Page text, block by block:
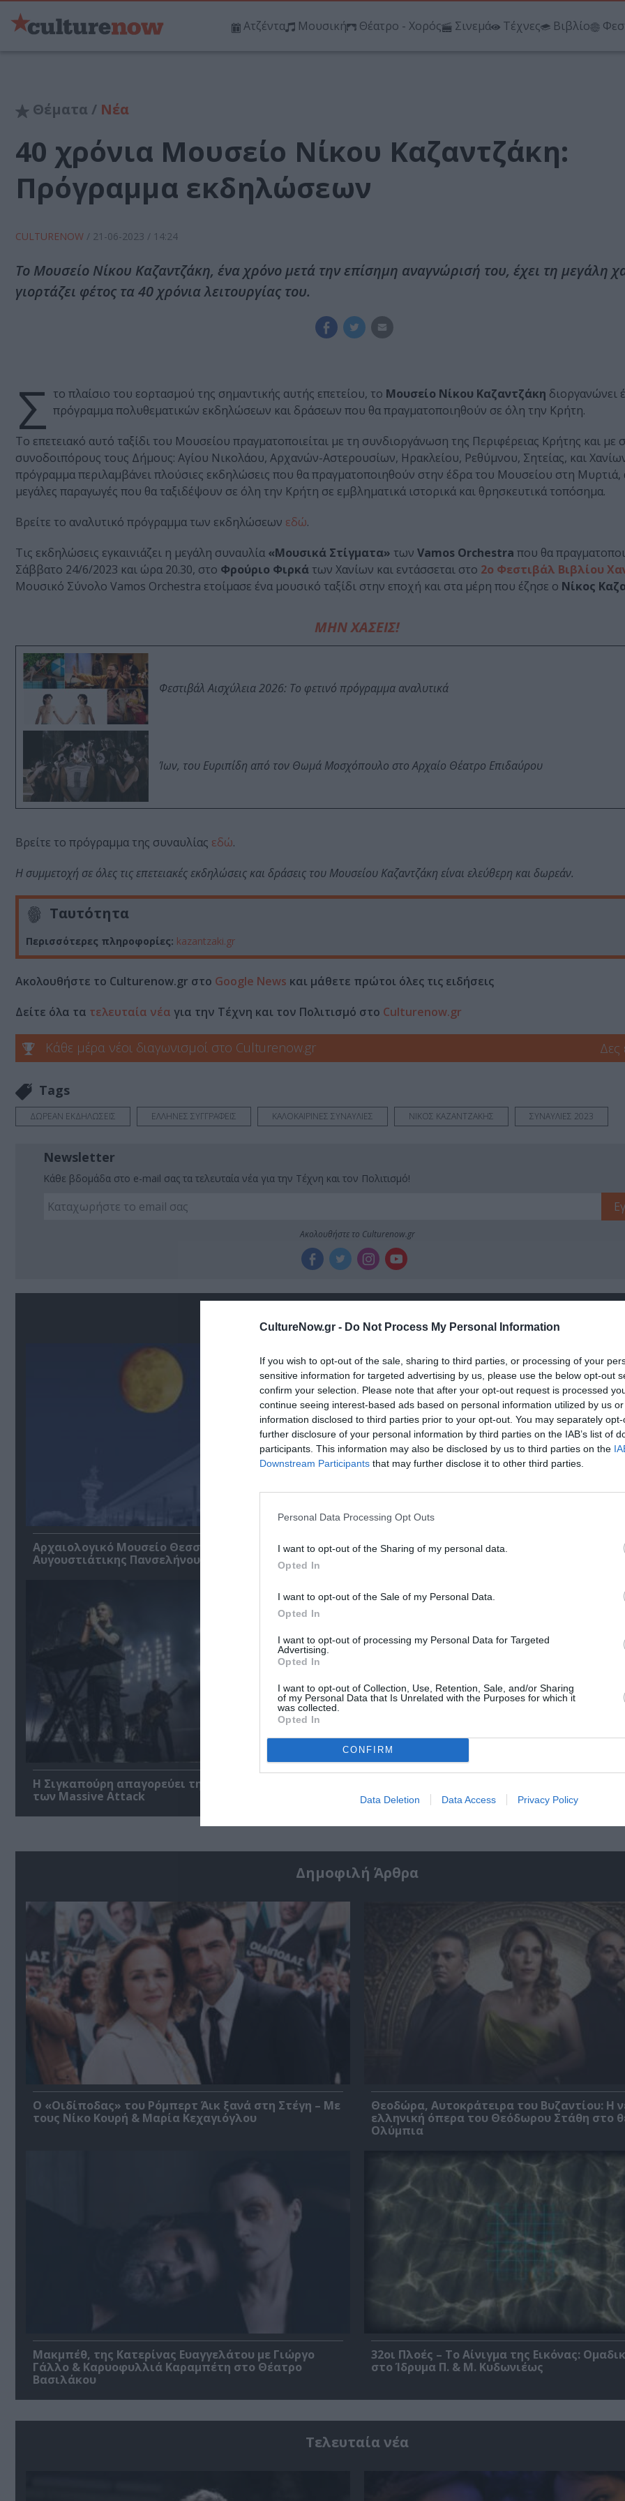
CultureNow.gr - Do Not Process My Personal Information
If you wish to opt-out of the sale, sharing to third parties, or processing of your
sensitive information for targeted advertising by us, please use the below opt-out
confirm your selection. Please note that after your opt-out request is processed
continue seeing interest-based ads based on personal information utilized by us
information disclosed to third parties prior to your opt-out. You may separately
further disclosure of your personal information by third parties on the IAB’s list of
participants. This information may also be disclosed by us to third parties on the
Downstream Participants that may further disclose it to other third parties.
Personal Data Processing Opt Outs
I want to opt-out of the Sharing of my personal data.
Opted In
I want to opt-out of the Sale of my Personal Data.
Opted In
I want to opt-out of processing my Personal Data for Targeted
Advertising.
Opted In
I want to opt-out of Collection, Use, Retention, Sale, and/or Sharing
of my Personal Data that Is Unrelated with the Purposes for which it
was collected.
Opted In
CONFIRM
Data Deletion Data Access Privacy Policy
Ατζέντα Μουσική Θέατρο - Χορός Σινεμά Τέχνες Βιβλίο
Θέματα / Νέα
40 χρόνια Μουσείο Νίκου Καζαντζάκη:
Πρόγραμμα εκδηλώσεων
CULTURENOW / 21-06-2023 / 14:24
Το Μουσείο Νίκου Καζαντζάκη, ένα χρόνο μετά την επίσημη αναγνώρισή του, έχει τη μεγάλη
γιορτάζει φέτος τα 40 χρόνια λειτουργίας του.
Σ το πλαίσιο του εορτασμού της σημαντικής αυτής επετείου, το Μουσείο Νίκου Καζαντζάκη διοργανώνει
πρόγραμμα πολυθεματικών εκδηλώσεων και δράσεων που θα πραγματοποιηθούν σε όλη την Κρήτη.
Το επετειακό αυτό ταξίδι του Μουσείου πραγματοποιείται με τη συνδιοργάνωση της Περιφέρειας Κρήτης και με
συνοδοιπόρους τους Δήμους: Αγίου Νικολάου, Αρχανών-Αστερουσίων, Ηρακλείου, Ρεθύμνου, Σητείας, και
πρόγραμμα περιλαμβάνει πλούσιες εκδηλώσεις που θα πραγματοποιηθούν στην έδρα του Μουσείου στη Μυρτιά,
μεγάλες παραγωγές που θα ταξιδέψουν σε όλη την Κρήτη σε εμβληματικά ιστορικά και θρησκευτικά τοπόσημα.
Βρείτε το αναλυτικό πρόγραμμα των εκδηλώσεων εδώ.
Τις εκδηλώσεις εγκαινιάζει η μεγάλη συναυλία «Μουσικά Στίγματα» των Vamos Orchestra που θα
Σάββατο 24/6/2023 και ώρα 20.30, στο Φρούριο Φιρκά των Χανίων και εντάσσεται στο 2ο Φεστιβάλ Βιβλίου
Μουσικό Σύνολο Vamos Orchestra ετοίμασε ένα μουσικό ταξίδι στην εποχή και στα μέρη που έζησε ο Νίκος
ΜΗΝ ΧΑΣΕΙΣ!
Φεστιβάλ Αισχύλεια 2026: Το φετινό πρόγραμμα αναλυτικά
Ίων, του Ευριπίδη από τον Θωμά Μοσχόπουλο στο Αρχαίο Θέατρο Επιδαύρου
Βρείτε το πρόγραμμα της συναυλίας εδώ.
Η συμμετοχή σε όλες τις επετειακές εκδηλώσεις και δράσεις του Μουσείου Καζαντζάκη είναι ελεύθερη και δωρεάν.
Ταυτότητα
Περισσότερες πληροφορίες: kazantzaki.gr
Ακολουθήστε το Culturenow.gr στο Google News και μάθετε πρώτοι όλες τις ειδήσεις
Δείτε όλα τα τελευταία νέα για την Τέχνη και τον Πολιτισμό στο Culturenow.gr
Κάθε μέρα νέοι διαγωνισμοί στο Culturenow.gr Δες
Tags
ΔΩΡΕΑΝ ΕΚΔΗΛΩΣΕΙΣ ΕΛΛΗΝΕΣ ΣΥΓΓΡΑΦΕΙΣ ΚΑΛΟΚΑΙΡΙΝΕΣ ΣΥΝΑΥΛΙΕΣ ΝΙΚΟΣ ΚΑΖΑΝΤΖΑΚΗΣ ΣΥΝΑΥΛΙΕΣ 2023
Newsletter
Κάθε βδομάδα στο e-mail σας τα τελευταία νέα για την Τέχνη και τον Πολιτισμό!
Ακολουθήστε το Culturenow.gr
Αρχαιολογικό Μουσείο Θεσσαλονίκης: Στο φως της
Αυγουστιάτικης Πανσελήνου
Ο Λάκης Χαλκιάς, σημαντικός εκπρόσωπος
μουσικής μας παράδοσης, πέθανε σε ηλικία
Η Σιγκαπούρη απαγορεύει την είσοδο σε δύο μέλη
των Massive Attack
Ακαδημαϊκό Έτος 26-27
Δημοφιλή Άρθρα
O «Οιδίποδας» του Ρόμπερτ Άικ ξανά στη Στέγη – Με
τους Νίκο Κουρή & Μαρία Κεχαγιόγλου
Θεοδώρα, Αυτοκράτειρα του Βυζαντίου: Η
ελληνική όπερα του Θεόδωρου Στάθη στο
Ολύμπια
Μακμπέθ, της Κατερίνας Ευαγγελάτου με Γιώργο
Γάλλο & Καρυοφυλλιά Καραμπέτη στο Θέατρο
Βασιλάκου
32οι Πλοές – Το Αίνιγμα της Εικόνας:
στο Ίδρυμα Π. & Μ. Κυδωνιέως
Τελευταία νέα